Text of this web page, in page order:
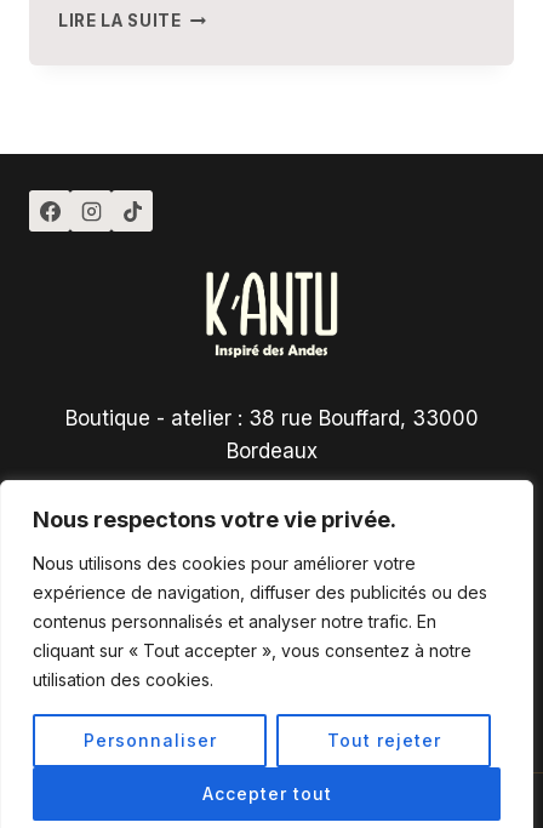
Nous respectons votre vie privée.
Nous utilisons des cookies pour améliorer votre
expérience de navigation, diffuser des publicités ou des
contenus personnalisés et analyser notre trafic. En
cliquant sur « Tout accepter », vous consentez à notre
utilisation des cookies.
Personnaliser Tout rejeter
Accepter tout
LIRE LA SUITEHÉRITAGE
Boutique - atelier : 38 rue Bouffard, 33000
Bordeaux
Conditions générales de vente